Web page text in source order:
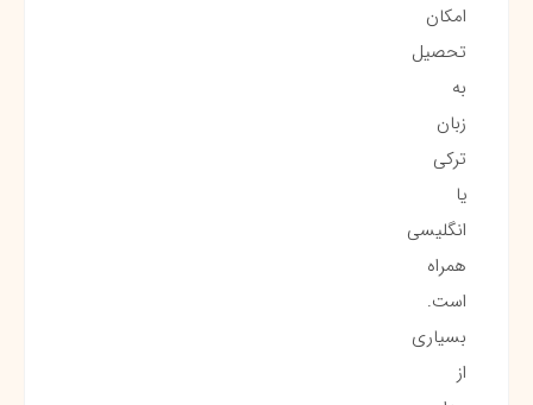
امکان
تحصیل
به
زبان
ترکی
یا
انگلیسی
همراه
است.
بسیاری
از